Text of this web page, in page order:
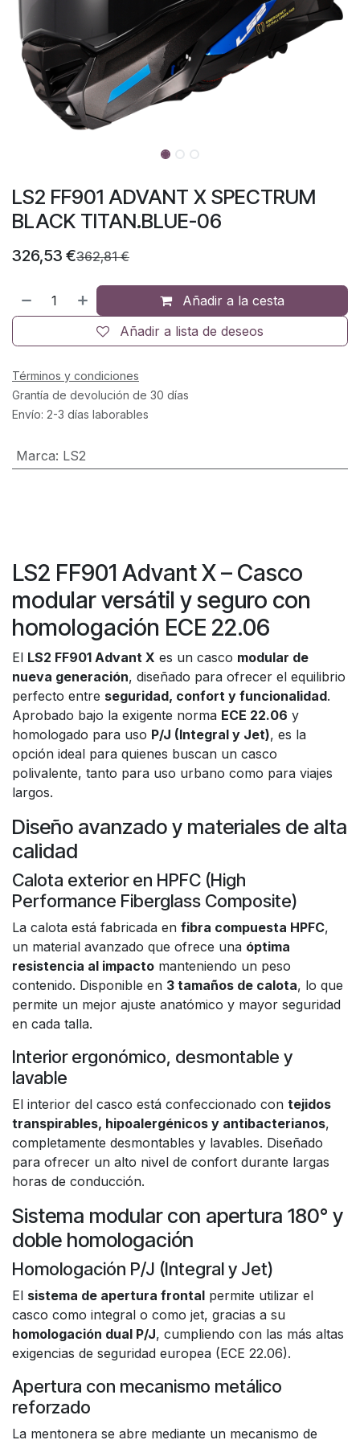
LS2 FF901 ADVANT X SPECTRUM
BLACK TITAN.BLUE-06
326,53 €362,81€
Añadir a la cesta
Añadir a lista de deseos
Términos y condiciones
Grantía de devolución de 30 días
Envío: 2-3 días laborables
Marca: LS2
LS2 FF901 Advant X – Casco
modular versátil y seguro con
homologación ECE 22.06
El LS2 FF901 Advant X es un casco modular de
nueva generación, diseñado para ofrecer el equilibrio
perfecto entre seguridad, confort y funcionalidad.
Aprobado bajo la exigente norma ECE 22.06 y
homologado para uso P/J (Integral y Jet), es la
opción ideal para quienes buscan un casco
polivalente, tanto para uso urbano como para viajes
largos.
Diseño avanzado y materiales de alta
calidad
Calota exterior en HPFC (High
Performance Fiberglass Composite)
La calota está fabricada en fibra compuesta HPFC,
un material avanzado que ofrece una óptima
resistencia al impacto manteniendo un peso
contenido. Disponible en 3 tamaños de calota, lo que
permite un mejor ajuste anatómico y mayor seguridad
en cada talla.
Interior ergonómico, desmontable y
lavable
El interior del casco está confeccionado con tejidos
transpirables, hipoalergénicos y antibacterianos,
completamente desmontables y lavables. Diseñado
para ofrecer un alto nivel de confort durante largas
horas de conducción.
Sistema modular con apertura 180° y
doble homologación
Homologación P/J (Integral y Jet)
El sistema de apertura frontal permite utilizar el
casco como integral o como jet, gracias a su
homologación dual P/J, cumpliendo con las más altas
exigencias de seguridad europea (ECE 22.06).
Apertura con mecanismo metálico
reforzado
La mentonera se abre mediante un mecanismo de